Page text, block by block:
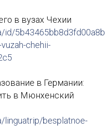
в вузах Чехии
id/
chehii-
в Германии:
в Мюнхенский
linguatrip/besplatnoe-